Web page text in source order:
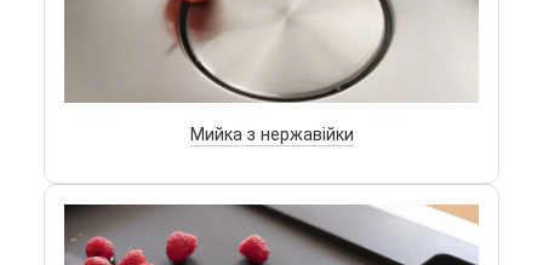
Мийка з нержавійки